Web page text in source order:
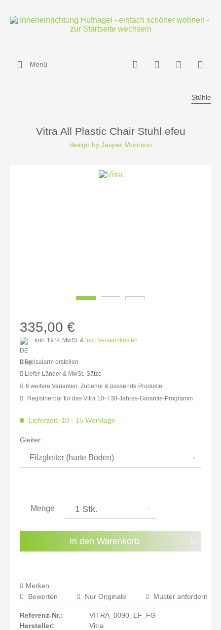
Menü
Stühle
Vitra All Plastic Chair Stuhl efeu
design by Jasper Morrison
335,00 €
inkl. 19 % MwSt. & inkl. Versandkosten
Preisalarm erstellen
Preisalarm aktivieren
Liefer-Länder & MwSt.-Sätze
inkl. 16% MwSt.: 326,55 €
inkl. 21% MwSt.: 340,63 €
inkl. 21% MwSt.: 340,63 €
6 weitere Varianten, Zubehör & passende Produkte
Registrierbar für das Vitra 10- / 30-Jahres-Garantie-Programm
Lieferzeit: 10 - 15 Werktage
Gleiter:
Menge
In den Warenkorb
Merken
Bewerten
Nur Originale Muster anfordern
Referenz-Nr.:
VITRA_0090_EF_FG
Hersteller:
Vitra